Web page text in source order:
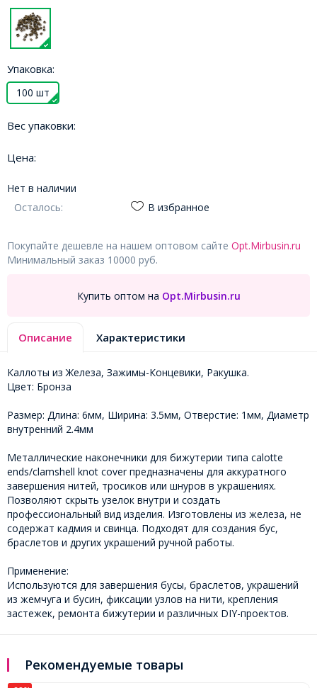
Упаковка:
100 шт
Вес упаковки:
Цена:
Нет в наличии
Осталось:
В избранное
Покупайте дешевле на нашем оптовом сайте Opt.Mirbusin.ru
Минимальный заказ 10000 руб.
Купить оптом на Opt.Mirbusin.ru
Описание Характеристики
Каллоты из Железа, Зажимы-Концевики, Ракушка.
Цвет: Бронза
Размер: Длина: 6мм, Ширина: 3.5мм, Отверстие: 1мм, Диаметр
внутренний 2.4мм
Металлические наконечники для бижутерии типа calotte
ends/clamshell knot cover предназначены для аккуратного
завершения нитей, тросиков или шнуров в украшениях.
Позволяют скрыть узелок внутри и создать
профессиональный вид изделия. Изготовлены из железа, не
содержат кадмия и свинца. Подходят для создания бус,
браслетов и других украшений ручной работы.
Применение:
Используются для завершения бусы, браслетов, украшений
из жемчуга и бусин, фиксации узлов на нити, крепления
застежек, ремонта бижутерии и различных DIY-проектов.
Рекомендуемые товары